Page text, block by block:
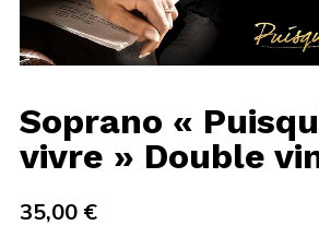
Soprano «
vivre » Double
35,00 €